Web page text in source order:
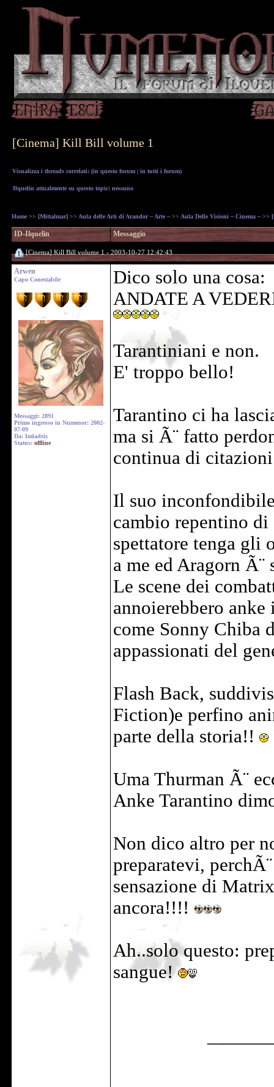
[Cinema] Kill Bill volume 1
Visualizza i threads correlati: (in questo forum | in tutti i forum)
Ilquelin attualmente su questo topic: nessuno
Home >> [Mittalmar] >> Aula delle Arti di Arandor ~ Arte ~ >> Aula Delle Visioni ~ Cinema ~ >>
ID-Ilquelin Messaggio
[Cinema] Kill Bill volume 1 - 2003-10-27 12:42:43
Arwen
Capo Conestabile
Messaggi: 2891
Primo ingresso in Numenor: 2002-
07-09
Da: Imladris
Status: offline
Dico solo una cosa:
ANDATE A
Tarantiniani e non.
E' troppo bello!
Tarantino ci ha
ma si Ã¨ fatto
continua di
Il suo
cambio repentino
spettatore tenga gli
a me ed Aragorn Ã¨
Le scene dei
annoierebbero
come Sonny Chiba
appassionati del
Flash Back,
Fiction)e perfino
parte della storia!!
Uma Thurman Ã¨
Anke Tarantino
Non dico altro per
preparatevi,
sensazione di
ancora!!!!
Ah..solo questo:
sangue!